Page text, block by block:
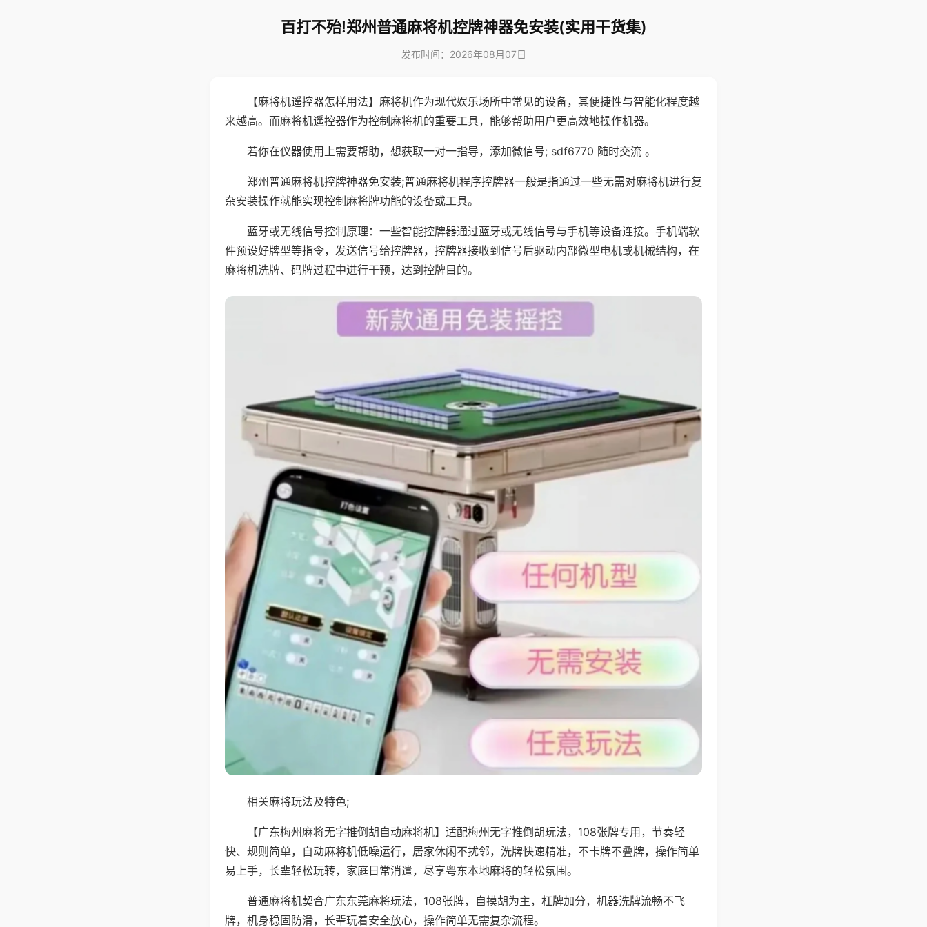
百打不殆!郑州普通麻将机控牌神器免安装(实用干货集)
发布时间：2026年08月07日
【麻将机遥控器怎样用法】麻将机作为现代娱乐场所中常见的设备，其便捷性与智能化程度越
来越高。而麻将机遥控器作为控制麻将机的重要工具，能够帮助用户更高效地操作机器。
若你在仪器使用上需要帮助，想获取一对一指导，添加微信号; sdf6770 随时交流 。
郑州普通麻将机控牌神器免安装;普通麻将机程序控牌器一般是指通过一些无需对麻将机进行复
杂安装操作就能实现控制麻将牌功能的设备或工具。
蓝牙或无线信号控制原理：一些智能控牌器通过蓝牙或无线信号与手机等设备连接。手机端软
件预设好牌型等指令，发送信号给控牌器，控牌器接收到信号后驱动内部微型电机或机械结构，在
麻将机洗牌、码牌过程中进行干预，达到控牌目的。
相关麻将玩法及特色;
【广东梅州麻将无字推倒胡自动麻将机】适配梅州无字推倒胡玩法，108张牌专用，节奏轻
快、规则简单，自动麻将机低噪运行，居家休闲不扰邻，洗牌快速精准，不卡牌不叠牌，操作简单
易上手，长辈轻松玩转，家庭日常消遣，尽享粤东本地麻将的轻松氛围。
普通麻将机契合广东东莞麻将玩法，108张牌，自摸胡为主，杠牌加分，机器洗牌流畅不飞
牌，机身稳固防滑，长辈玩着安全放心，操作简单无需复杂流程。